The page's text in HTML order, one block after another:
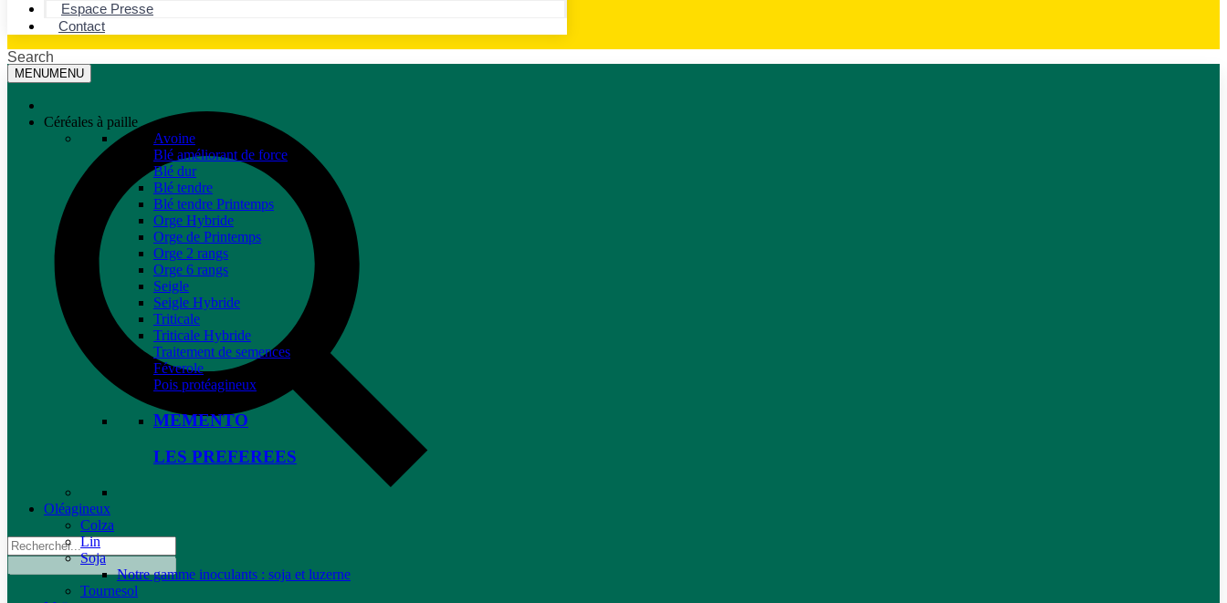
Espace Presse
Contact
Search
MENUMENU
Céréales à paille
Avoine
Blé améliorant de force
Blé dur
Blé tendre
Blé tendre Printemps
Orge Hybride
Orge de Printemps
Orge 2 rangs
Orge 6 rangs
Seigle
Seigle Hybride
Triticale
Triticale Hybride
Traitement de semences
Féverole
Pois protéagineux
MEMENTO
LES PREFEREES
Oléagineux
Colza
Lin
Soja
Notre gamme inoculants : soja et luzerne
Tournesol